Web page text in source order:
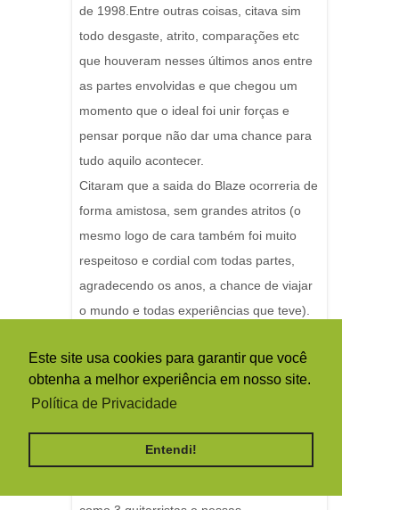
Este site usa cookies para garantir que você
obtenha a melhor experiência em nosso site.
Política de Privacidade
Entendi!
de 1998.Entre outras coisas, citava sim
todo desgaste, atrito, comparações etc
que houveram nesses últimos anos entre
as partes envolvidas e que chegou um
momento que o ideal foi unir forças e
pensar porque não dar uma chance para
tudo aquilo acontecer.
Citaram que a saida do Blaze ocorreria de
forma amistosa, sem grandes atritos (o
mesmo logo de cara também foi muito
respeitoso e cordial com todas partes,
agradecendo os anos, a chance de viajar
o mundo e todas experiências que teve).
montaria uma nova banda - e seria
agenciado pela Sanctuary do Rod etc.
Falaram sobre a não saida do Janick por